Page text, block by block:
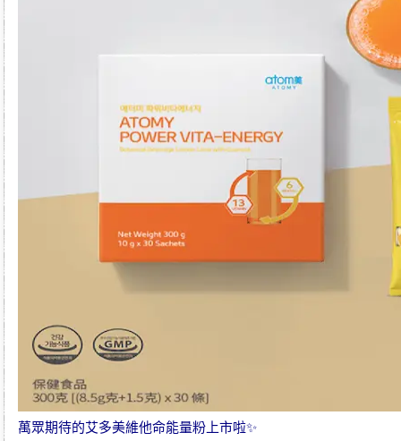
萬眾期待的艾多美維他命能量粉 上市啦✨